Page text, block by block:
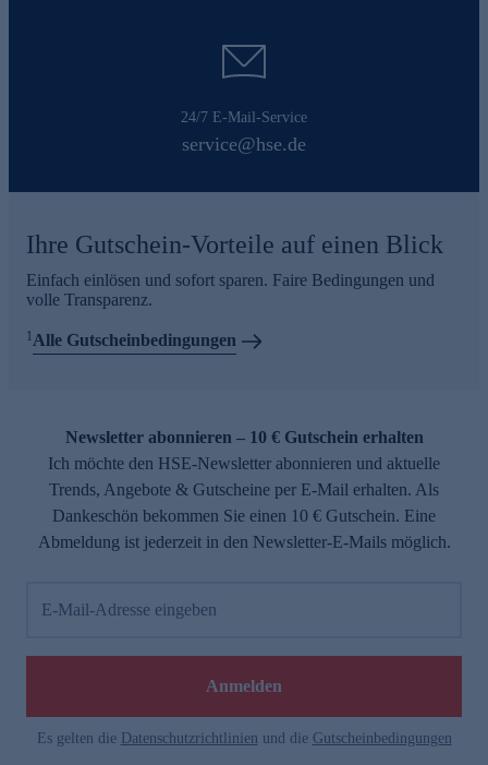
24/7 E-Mail-Service
service@hse.de
Ihre Gutschein-Vorteile auf einen Blick
Einfach einlösen und sofort sparen. Faire Bedingungen und
volle Transparenz.
1Alle Gutscheinbedingungen
Newsletter abonnieren – 10 € Gutschein erhalten
Ich möchte den HSE-Newsletter abonnieren und aktuelle
Trends, Angebote & Gutscheine per E-Mail erhalten. Als
Dankeschön bekommen Sie einen 10 € Gutschein. Eine
Abmeldung ist jederzeit in den Newsletter-E-Mails möglich.
E-Mail-Adresse eingeben
Anmelden
Es gelten die Datenschutzrichtlinien und die Gutscheinbedingungen